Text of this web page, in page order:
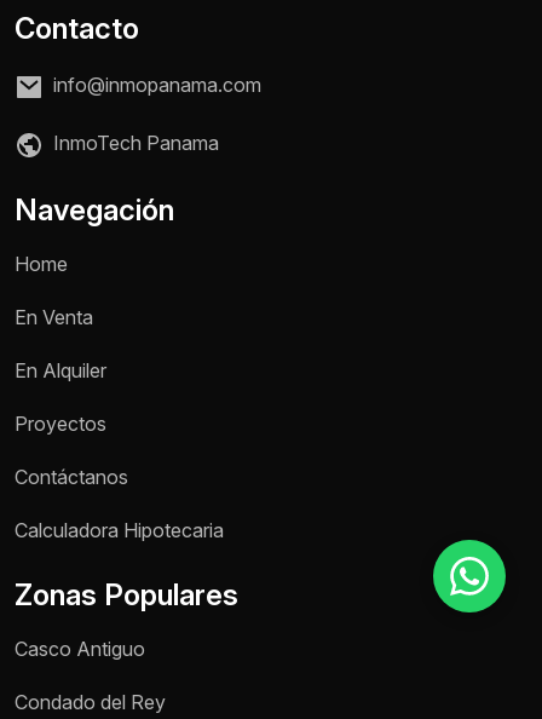
Nombre *
Contacto
info@inmopanama.com
InmoTech Panama
Navegación
Home
En Venta
En Alquiler
Proyectos
Contáctanos
Calculadora Hipotecaria
Zonas Populares
Casco Antiguo
Condado del Rey